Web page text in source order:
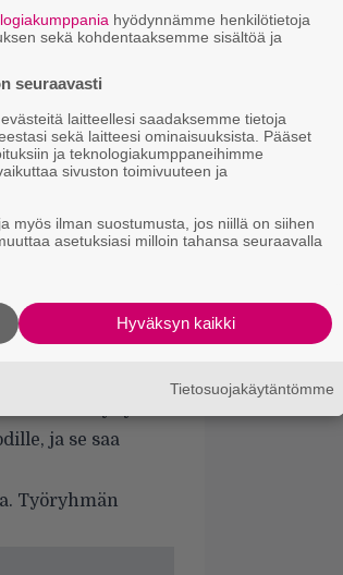
Tv-
Se saattoi
jossa on täysin
ilmestynyt
ja se saa
Työryhmän
Nyt
parhaista
Maguiren
Clint
kaapin
Illalla
väitti Matt
hänen –
hyödynnämme henkilötietoja
sekä kohdentaaksemme sisältöä ja
seuraavasti
laitteellesi saadaksemme tietoja
sekä laitteesi ominaisuuksista. Pääset
ja teknologiakumppaneihimme
sivuston toimivuuteen ja
myös ilman suostumusta, jos niillä on siihen
asetuksiasi milloin tahansa seuraavalla
Hyväksyn kaikki
Tietosuojakäytäntömme